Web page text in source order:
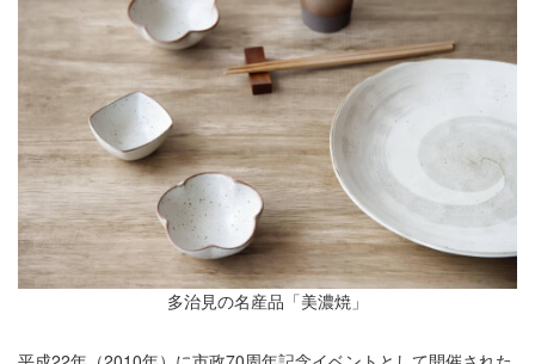
多治見の名産品「美濃焼」